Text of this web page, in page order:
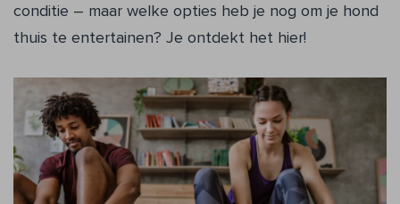
conditie – maar welke opties heb je nog om je hond
thuis te entertainen? Je ontdekt het hier!